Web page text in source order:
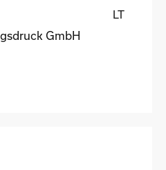
LT
GmbH